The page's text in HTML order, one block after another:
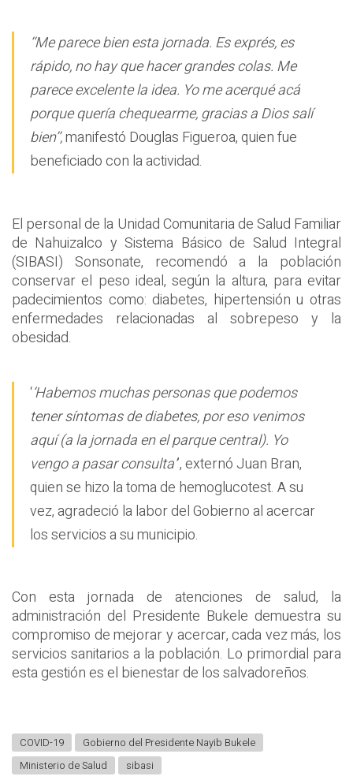
‘‘Me parece bien esta jornada. Es exprés, es
rápido, no hay que hacer grandes colas. Me
parece excelente la idea. Yo me acerqué acá
porque quería chequearme, gracias a Dios salí
bien’’,manifestó Douglas Figueroa, quien fue
beneficiado con la actividad.
El personal de la Unidad Comunitaria de Salud Familiar
de Nahuizalco y Sistema Básico de Salud Integral
(SIBASI) Sonsonate, recomendó a la población
conservar el peso ideal, según la altura, para evitar
padecimientos como: diabetes, hipertensión u otras
enfermedades relacionadas al sobrepeso y la
obesidad.
‘‘Habemos muchas personas que podemos
tener síntomas de diabetes, por eso venimos
aquí (a la jornada en el parque central). Yo
vengo a pasar consulta’’, externó Juan Bran,
quien se hizo la toma de hemoglucotest. A su
vez, agradeció la labor del Gobierno al acercar
los servicios a su municipio.
Con esta jornada de atenciones de salud, la
administración del Presidente Bukele demuestra su
compromiso de mejorar y acercar, cada vez más, los
servicios sanitarios a la población. Lo primordial para
esta gestión es el bienestar de los salvadoreños.
COVID-19
Gobierno del Presidente Nayib Bukele
Ministerio de Salud
sibasi